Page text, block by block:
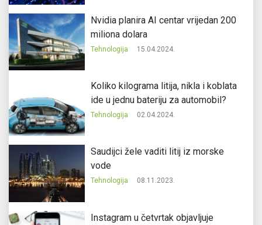
Nvidia planira AI centar vrijedan 200
miliona dolara
Tehnologija 15.04.2024.
Koliko kilograma litija, nikla i koblata
ide u jednu bateriju za automobil?
Tehnologija 02.04.2024.
Saudijci žele vaditi litij iz morske
vode
Tehnologija 08.11.2023.
Instagram u četvrtak objavljuje